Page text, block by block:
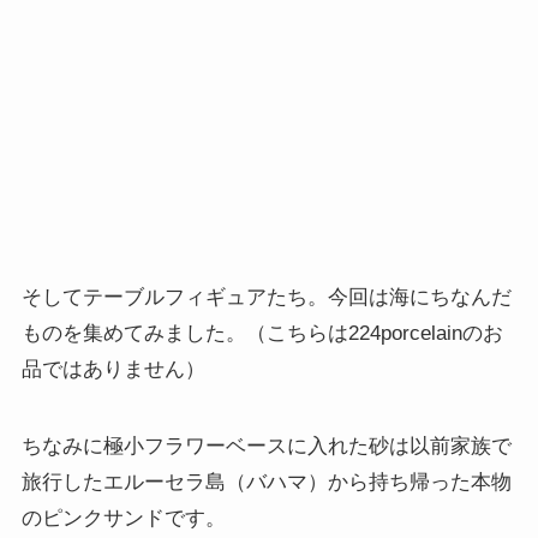
そしてテーブルフィギュアたち。今回は海にちなんだ
ものを集めてみました。（こちらは224porcelainのお
品ではありません）
ちなみに極小フラワーベースに入れた砂は以前家族で
旅行したエルーセラ島（バハマ）から持ち帰った本物
のピンクサンドです。